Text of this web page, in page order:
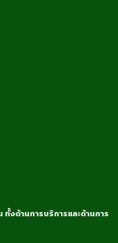
งด้านการบริการและด้านการ